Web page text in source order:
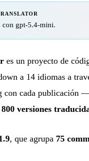
con gpt-5.4-mini.
es un proyecto de
a 14 idiomas a
cada publicación
versiones
, que agrupa 75